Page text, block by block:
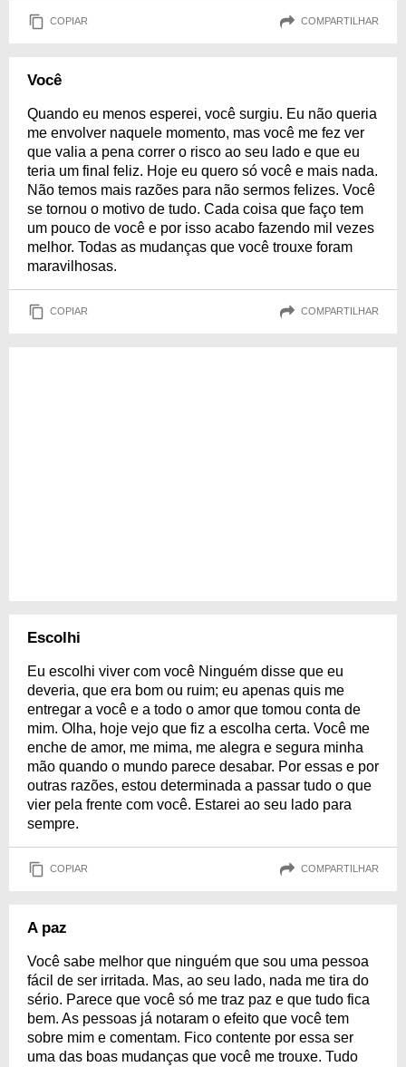
COPIAR COMPARTILHAR
Você
Quando eu menos esperei, você surgiu. Eu não queria
me envolver naquele momento, mas você me fez ver
que valia a pena correr o risco ao seu lado e que eu
teria um final feliz. Hoje eu quero só você e mais nada.
Não temos mais razões para não sermos felizes. Você
se tornou o motivo de tudo. Cada coisa que faço tem
um pouco de você e por isso acabo fazendo mil vezes
melhor. Todas as mudanças que você trouxe foram
maravilhosas.
COPIAR COMPARTILHAR
Escolhi
Eu escolhi viver com você Ninguém disse que eu
deveria, que era bom ou ruim; eu apenas quis me
entregar a você e a todo o amor que tomou conta de
mim. Olha, hoje vejo que fiz a escolha certa. Você me
enche de amor, me mima, me alegra e segura minha
mão quando o mundo parece desabar. Por essas e por
outras razões, estou determinada a passar tudo o que
vier pela frente com você. Estarei ao seu lado para
sempre.
COPIAR COMPARTILHAR
A paz
Você sabe melhor que ninguém que sou uma pessoa
fácil de ser irritada. Mas, ao seu lado, nada me tira do
sério. Parece que você só me traz paz e que tudo fica
bem. As pessoas já notaram o efeito que você tem
sobre mim e comentam. Fico contente por essa ser
uma das boas mudanças que você me trouxe. Tudo